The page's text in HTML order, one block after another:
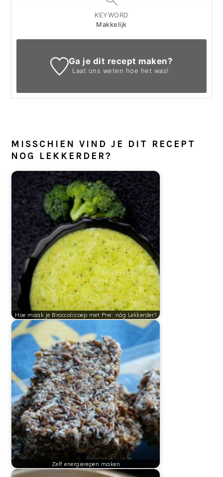
KEYWORD
Makkelijk
Ga je dit recept maken?
Laat ons weten hoe het was!
MISSCHIEN VIND JE DIT RECEPT
NOG LEKKERDER?
Hoe maak je Broccolisoep met Prei: nóg Lekkerder?
Zelf energierepen maken